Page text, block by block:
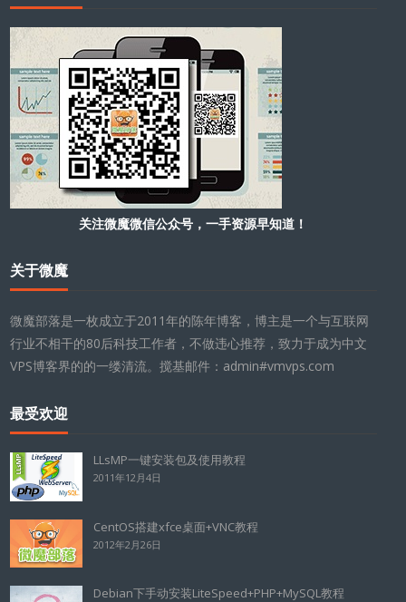
关注微魔微信公众号，一手资源早知道！
关于微魔
微魔部落是一枚成立于2011年的陈年博客，博主是一个与互联网
行业不相干的80后科技工作者，不做违心推荐，致力于成为中文
VPS博客界的的一缕清流。搅基邮件：admin#vmvps.com
最受欢迎
LLsMP一键安装包及使用教程
2011年12月4日
CentOS搭建xfce桌面+VNC教程
2012年2月26日
Debian下手动安装LiteSpeed+PHP+MySQL教程